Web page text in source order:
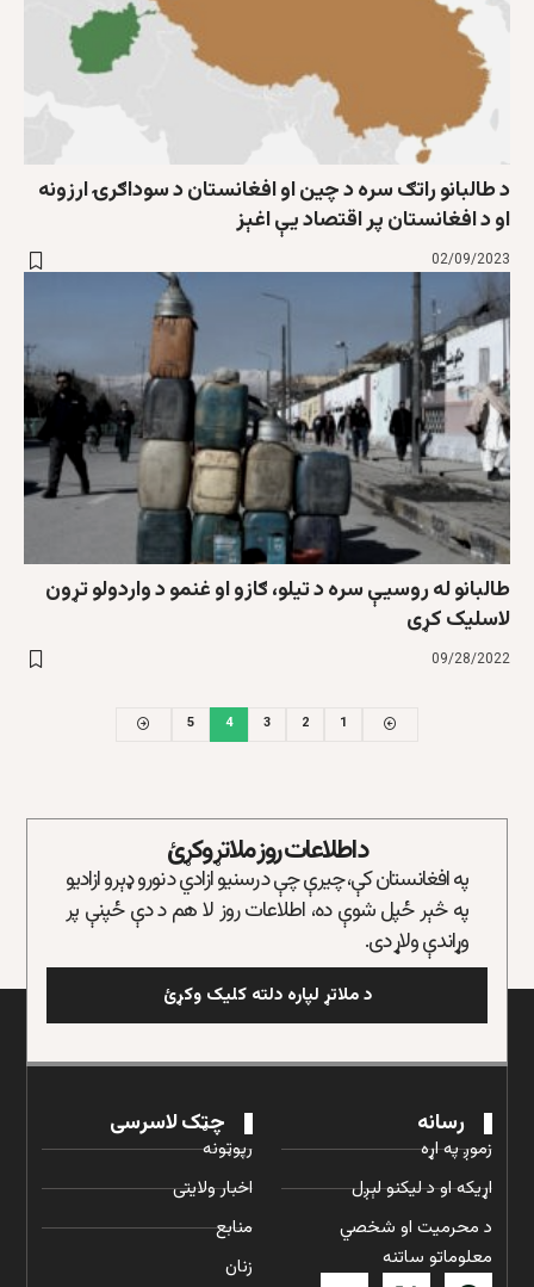
د طالبانو راتګ سره د چين او افغانستان د سوداګرۍ ارزونه
او د افغانستان پر اقتصاد يې اغېز
02/09/2023
طالبانو له روسیې سره د تیلو، ګازو او غنمو د واردولو تړون
لاسلیک کړی
09/28/2022
1
2
3
4
5
د اطلاعات روز ملاتړ وکړئ
په افغانستان کې، چیرې چې د رسنیو ازادي د نورو ډېرو ازادیو
په څېر ځپل شوې ده، اطلاعات روز لا هم د دې ځپنې پر
وړاندې ولاړ دی.
د ملاتړ لپاره دلته کلیک وکړئ
رسانه
زموږ په اړه
اړیکه او د لیکنو لېږل
د محرمیت او شخصي
معلوماتو ساتنه
چټک لاسرسی
رپوټونه
اخبار ولایتی
منابع
زنان